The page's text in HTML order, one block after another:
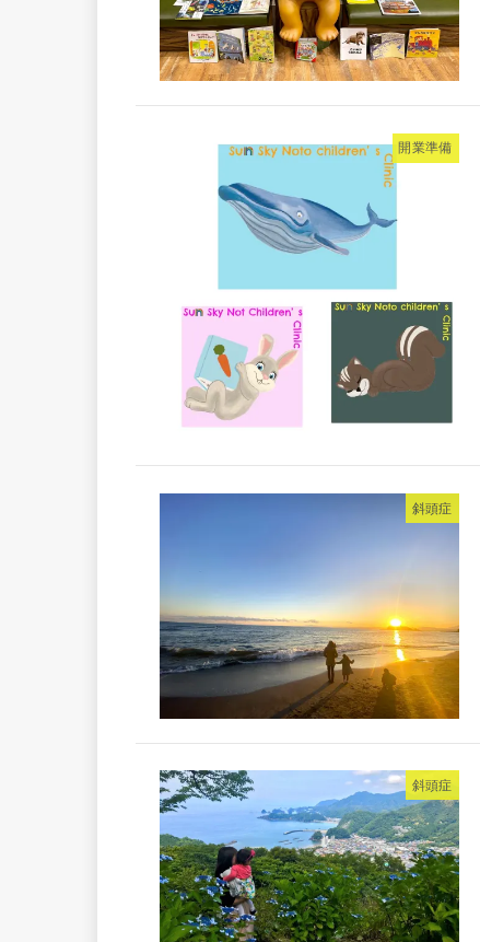
開業準備
斜頭症
斜頭症